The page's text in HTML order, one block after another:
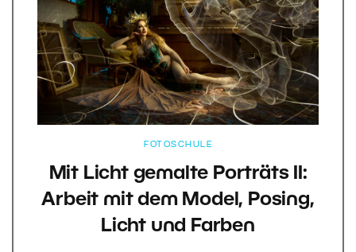
FOTOSCHULE
Mit Licht gemalte Porträts II:
Arbeit mit dem Model, Posing,
Licht und Farben